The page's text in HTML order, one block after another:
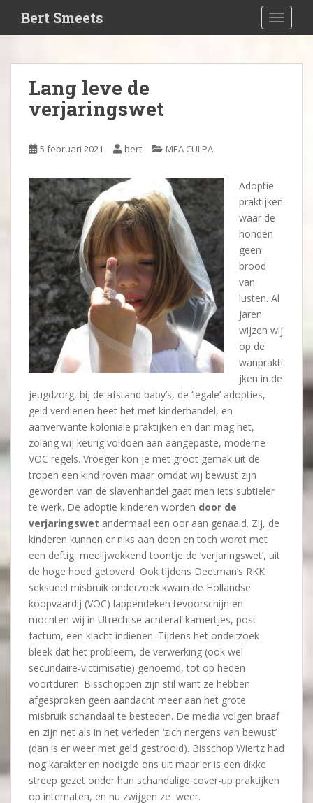
i
Bert Smeets
Lang leve de
verjaringswet
5 februari 2021 bert MEA CULPA
Adoptie
praktijken
waar de
honden
geen
brood
van
lusten. Al
jaren
wijzen wij
op de
wanprakti
jken in de
jeugdzorg, bij de afstand baby’s, de ‘legale’ adopties,
geld verdienen heet het met kinderhandel, en
aanverwante koloniale praktijken en dan mag het,
zolang wij keurig voldoen aan aangepaste, moderne
VOC regels. Vroeger kon je met groot gemak uit de
tropen een kind roven maar omdat wij bewust zijn
geworden van de slavenhandel gaat men iets subtieler
te werk. De adoptie kinderen worden door de
verjaringswet andermaal een oor aan genaaid. Zij, de
kinderen kunnen er niks aan doen en toch wordt met
een deftig, meelijwekkend toontje de ‘verjaringswet’, uit
de hoge hoed getoverd. Ook tijdens Deetman’s RKK
seksueel misbruik onderzoek kwam de Hollandse
koopvaardij (VOC) lappendeken tevoorschijn en
mochten wij in Utrechtse achteraf kamertjes, post
factum, een klacht indienen. Tijdens het onderzoek
bleek dat het probleem, de verwerking (ook wel
secundaire-victimisatie) genoemd, tot op heden
voortduren. Bisschoppen zijn stil want ze hebben
afgesproken geen aandacht meer aan het grote
misbruik schandaal te besteden. De media volgen braaf
en zijn net als in het verleden ‘zich nergens van bewust’
(dan is er weer met geld gestrooid). Bisschop Wiertz had
nog karakter en nodigde ons uit maar er is een dikke
streep gezet onder hun schandalige cover-up praktijken
op internaten, en nu zwijgen ze weer.